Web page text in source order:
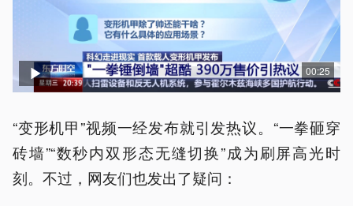
00:25
“变形机甲”视频一经发布就引发热议。“一拳砸穿
砖墙”“数秒内双形态无缝切换”成为刷屏高光时
刻。不过，网友们也发出了疑问：